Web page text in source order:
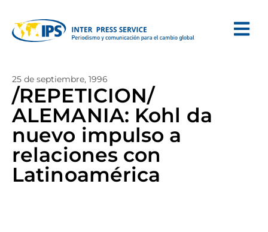
25 de septiembre, 1996
/REPETICION/
ALEMANIA: Kohl da
nuevo impulso a
relaciones con
Latinoamérica